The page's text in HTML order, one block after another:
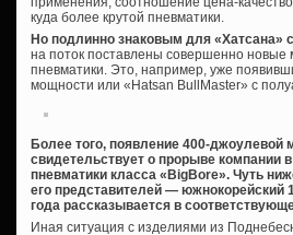
куда более крутой пневматики.
Но подлинно знаковым для «Хатсана»
на поток поставлены совершенно новые
пневматики. Это, например, уже
мощности или «Hatsan BullMaster» с
Более того, появление 400-
свидетельствует о прорыве компании
пневматики класса «BigBore». Чуть
его представителей — южнокорейский
года рассказывается в
Иная ситуация с изделиями из